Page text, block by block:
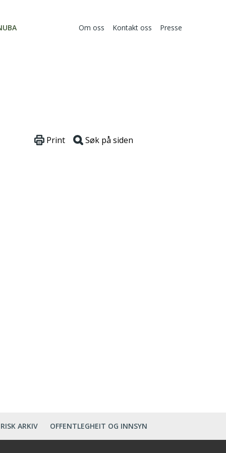
Om oss Kontakt oss Presse
Print Søk på siden
ARKIV OFFENTLEGHEIT OG INNSYN